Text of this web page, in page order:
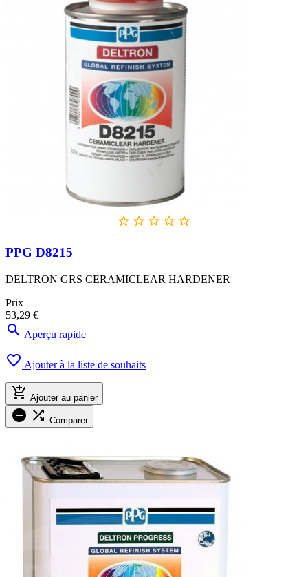
    
PPG D8215
DELTRON GRS CERAMICLEAR HARDENER
Prix
53,29 €
 Aperçu rapide
 Ajouter à la liste de souhaits
 Ajouter au panier
  Comparer